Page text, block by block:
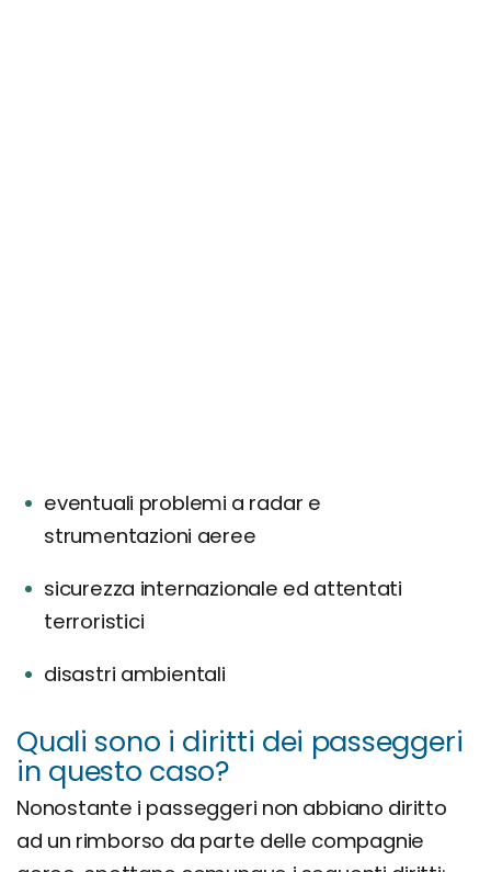
eventuali problemi a radar e
strumentazioni aeree
sicurezza internazionale ed attentati
terroristici
disastri ambientali
Quali sono i diritti dei passeggeri
in questo caso?
Nonostante i passeggeri non abbiano diritto
ad un rimborso da parte delle compagnie